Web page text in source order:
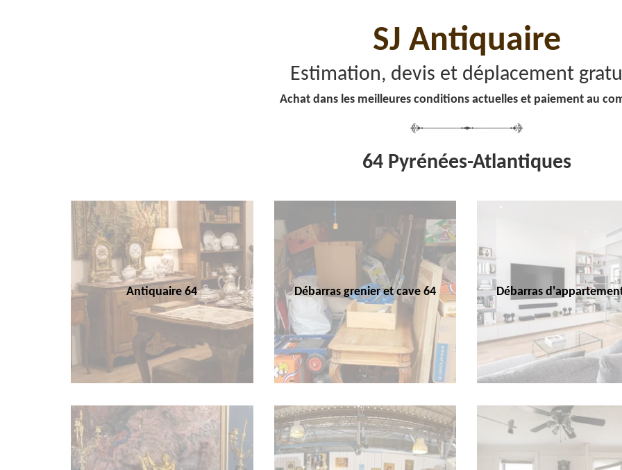
SJ Antiquaire
Estimation, devis et déplacement
Achat dans les meilleures conditions actuelles et paiement au
64 Pyrénées-Atlantiques
Antiquaire 64 Débarras grenier et cave 64 Débarras